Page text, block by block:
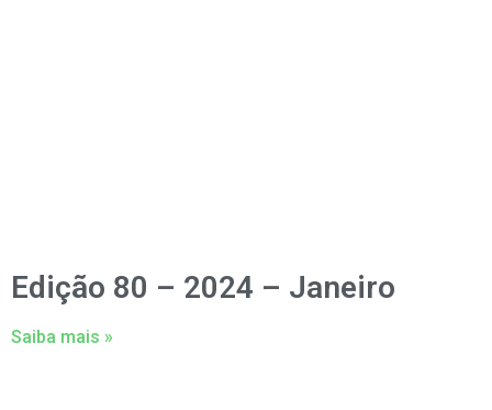
Edição 80 – 2024 – Janeiro
Saiba mais »